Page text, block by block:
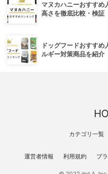
マヌカハニーおすすめ
高さを徹底比較・検証
ドッグフードおすす
ルギー対策商品を紹介
カテゴリ一覧
運営者情報 利用規約 プ